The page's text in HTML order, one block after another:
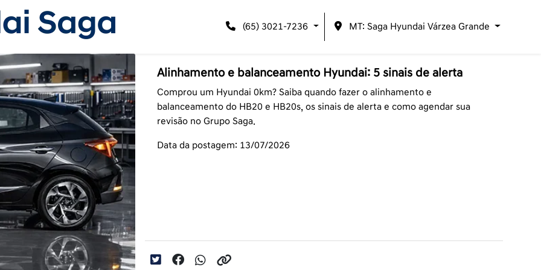
(65) 3021-7236 MT: Saga Hyundai Várzea Grande
Alinhamento e balanceamento Hyundai: 5 sinais de alerta
Comprou um Hyundai 0km? Saiba quando fazer o alinhamento e
balanceamento do HB20 e HB20s, os sinais de alerta e como agendar sua
revisão no Grupo Saga.
Data da postagem: 13/07/2026